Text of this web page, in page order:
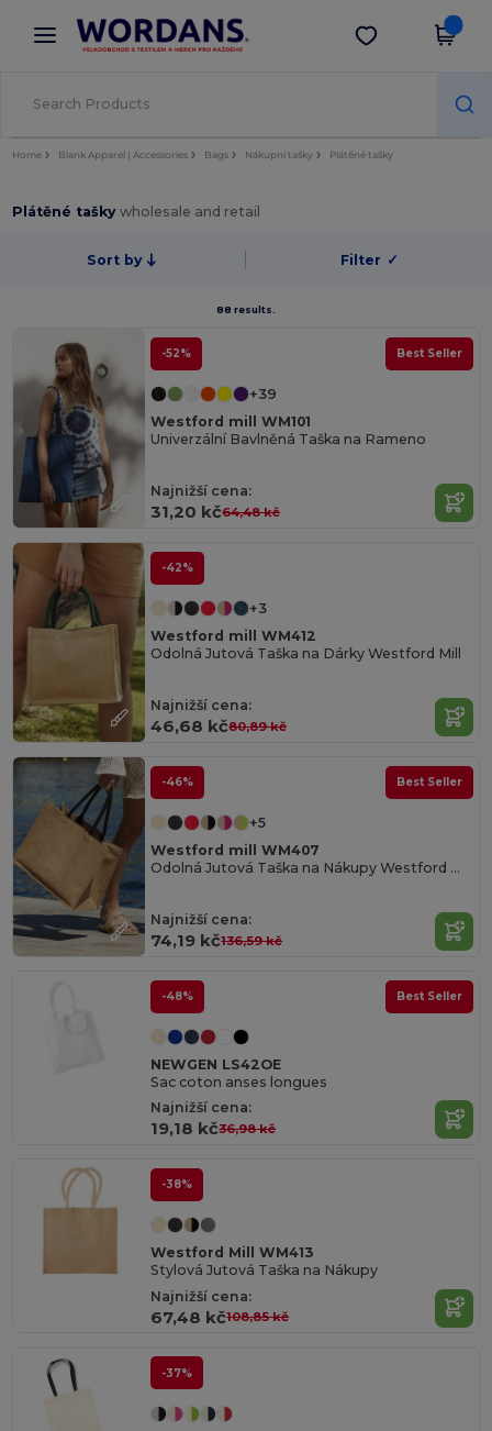
× Aplikace Wordans
Lepší ceny v aplikaci!
Stáhnout app
Home Blank Apparel | Accessories Bags Nákupní tašky Plátěné tašky
Plátěné taškywholesale and retail
Sort by Filter ✓
88 results.
-52% Best Seller
+39
Westford mill WM101
Univerzální Bavlněná Taška na Rameno
Najnižší cena:
31,20 kč64,48 kč
-42%
+3
Westford mill WM412
Odolná Jutová Taška na Dárky Westford Mill
Najnižší cena:
46,68 kč80,89 kč
-46% Best Seller
+5
Westford mill WM407
Odolná Jutová Taška na Nákupy Westford Mill
Najnižší cena:
74,19 kč136,59 kč
-48% Best Seller
NEWGEN LS42OE
Sac coton anses longues
Najnižší cena:
19,18 kč36,98 kč
-38%
Westford Mill WM413
Stylová Jutová Taška na Nákupy
Najnižší cena:
67,48 kč108,85 kč
-37%